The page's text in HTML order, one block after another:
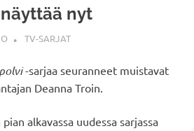
nyt
TV-SARJAT
-sarjaa seuranneet muistavat
Deanna Troin.
alkavassa uudessa sarjassa